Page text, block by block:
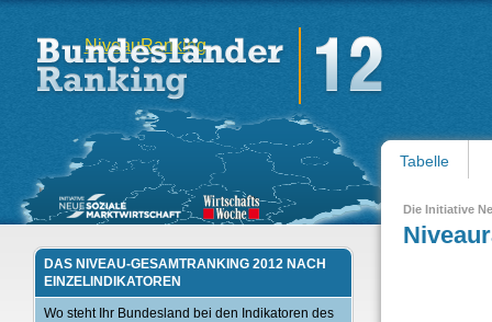
NiveauRanking
DAS NIVEAU-GESAMTRANKING 2012 NACH
EINZELINDIKATOREN
Wo steht Ihr Bundesland bei den Indikatoren des
Tabelle
Die Initiative